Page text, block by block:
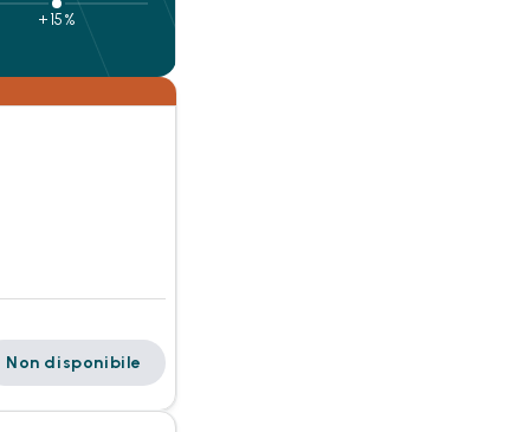
+15%
Non disponibile